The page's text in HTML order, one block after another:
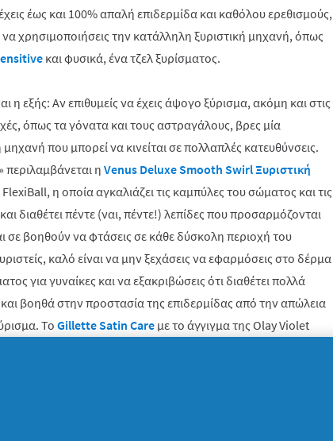
έως και 100% απαλή επιδερμίδα και καθόλου ερεθισμούς,
να χρησιμοποιήσεις την κατάλληλη ξυριστική μηχανή, όπως
και φυσικά, ένα τζελ ξυρίσματος.
η εξής: Αν επιθυμείς να έχεις άψογο ξύρισμα, ακόμη και στις
όπως τα γόνατα και τους αστραγάλους, βρες μία
μηχανή που μπορεί να κινείται σε πολλαπλές κατευθύνσεις.
» περιλαμβάνεται η Venus Deluxe Smooth Swirl Ξυριστική
η οποία αγκαλιάζει τις καμπύλες του σώματος και τις
διαθέτει πέντε (ναι, πέντε!) λεπίδες που προσαρμόζονται
σε βοηθούν να φτάσεις σε κάθε δύσκολη περιοχή του
καλό είναι να μην ξεχάσεις να εφαρμόσεις στο δέρμα
για γυναίκες και να εξακριβώσεις ότι διαθέτει πολλά
και βοηθά στην προστασία της επιδερμίδας από την απώλεια
ΤοGilletteSatin Care με το άγγιγμα τηςOlayViolet